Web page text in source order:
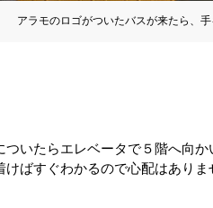
アラモのロゴがついたバスが来たら、
ついたらエレベータで５階へ向
ばすぐわかるので心配はありま